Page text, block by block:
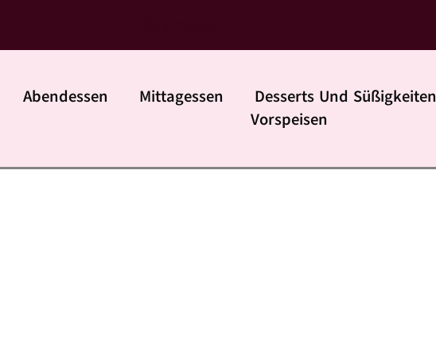
Abendessen Mittagessen Desserts Und Süßigkeiten
Vorspeisen